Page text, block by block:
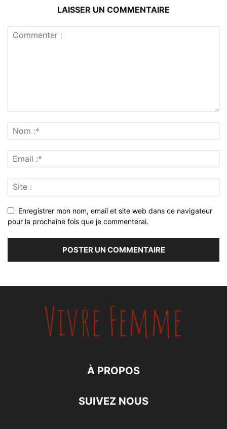
LAISSER UN COMMENTAIRE
Enregistrer mon nom, email et site web dans ce navigateur
pour la prochaine fois que je commenterai.
À PROPOS
SUIVEZ NOUS